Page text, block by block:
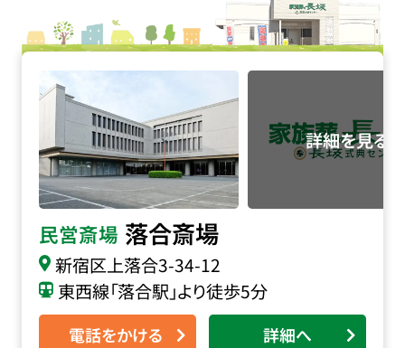
民営斎場 落合斎場
新宿区上落合3-34-12
東西線「落合駅」より徒歩5分
電話をかける 詳細へ
落合斎場の詳細へ